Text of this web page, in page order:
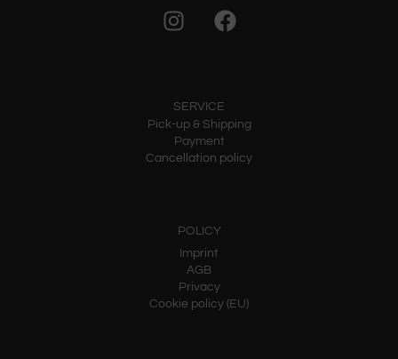
SERVICE
Pick-up & Shipping
Payment
Cancellation policy
POLICY
Imprint
AGB
Privacy
Cookie policy (EU)